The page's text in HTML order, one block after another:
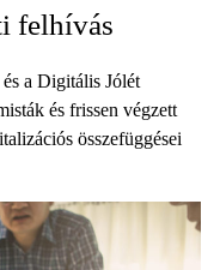
felhívás
a Digitális Jólét
és frissen végzett
összefüggései